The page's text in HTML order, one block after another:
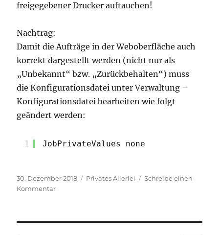
freigegebener Drucker auftauchen!
Nachtrag:
Damit die Aufträge in der Weboberfläche auch
korrekt dargestellt werden (nicht nur als
„Unbekannt“ bzw. „Zurückbehalten“) muss
die Konfigurationsdatei unter Verwaltung –
Konfigurationsdatei bearbeiten wie folgt
geändert werden:
1 JobPrivateValues none
Veröffentlicht
am
30. Dezember 2018 Kategorien
Privates Allerlei
Schreibe einen
Kommentarzu